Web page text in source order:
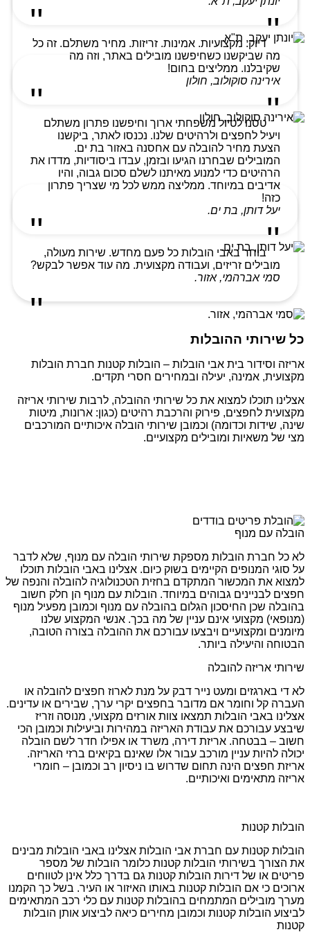
דיוק. מקצועיות. אמינות. זריזות. מחיר משתלם. זה כל
מה שביקשנו כשחיפשנו מובילים באתר, וזה מה
שקיבלנו. ממליצים בחום!
אירינה סוקולוב, חולון
טסנו לטיול משפחתי ארוך וחיפשנו פתרון משתלם
ויעיל לחפצים ולרהיטים שלנו. נכנסו לאתר, ביקשנו
הצעת מחיר להובלה עם אחסנה באזור בת ים.
המובילים שבחרנו הגיעו ובזמן, עבדו ביסודיות, מדדו את
הרהיטים כדי למנוע מאיתנו לשלם סכום גבוה, והיו
אדיבים במיוחד. ממליצה ממש לכל מי שצריך פתרון
כזה!
יעל דותן, בת ים.
בוחר באבי הובלות כל פעם מחדש. שירות מעולה,
מובילים זריזים, ועבודה מקצועית. מה עוד אפשר לבקש?
סמי אברהמי, אזור.
כל שירותי ההובלות
אריזה וסידור בית אבי הובלות – הובלות קטנות חברת הובלות
מקצועית, אמינה, יעילה ובמחירים חסרי תקדים.
אצלינו תוכלו למצוא את כל שירותי ההובלה, לרבות שירותי אריזה
מקצועית לחפצים, פירוק והרכבת רהיטים (כגון: ארונות, מיטות
שינה, שידות וכדומה) וכמובן שירותי הובלה איכותיים המורכבים
מצי של משאיות ומובילים מקצועיים.
הובלה עם מנוף
לא כל חברת הובלות מספקת שירותי הובלה עם מנוף, שלא לדבר
על סוגי המנופים הקיימים בשוק כיום. אצלינו באבי הובלות תוכלו
למצוא את המכשור המתקדם בחזית הטכנולוגיה להובלה והנפה של
חפצים לבניינים גבוהים במיוחד. הובלות עם מנוף הן חלק חשוב
בהובלה שכן החיסכון הגלום בהובלה עם מנוף וכמובן מפעיל מנוף
(מנופאי) מקצועי אינם עניין של מה בכך. אנשי המקצוע שלנו
מיומנים ומקצועיים ויבצעו עבורכם את ההובלה בצורה הטובה,
הבטוחה והיעילה ביותר.
שירותי אריזה להובלה
לא די בארגזים ומעט נייר דבק על מנת לארוז חפצים להובלה או
העברה קל וחומר אם מדובר בחפצים יקרי ערך, שבירים או עדינים.
אצלינו באבי הובלות תמצאו צוות אורזים מקצועי, מנוסה וזריז
שיבצע עבורכם את עבודת האריזה במהירות וביעילות וכמובן הכי
חשוב – בבטחה. אריזת דירה, משרד או אפילו חדר לשם הובלה
יכולה להיות עניין מורכב עבור אלו שאינם בקיאים ברזי האריזה.
אריזת חפצים הינה תחום שדרוש בו ניסיון רב וכמובן – חומרי
אריזה מתאימים ואיכותיים.
הובלות קטנות
הובלות קטנות עם חברת אבי הובלות אצלינו באבי הובלות מבינים
את הצורך בשירותי הובלות קטנות כלומר הובלות של מספר
פריטים או של דירות הובלות קטנות גם בדרך כלל אינן לטווחים
ארוכים כי אם הובלות קטנות באותו האיזור או העיר. בשל כך הקמנו
מערך מובילים המתמחים בהובלות קטנות עם כלי רכב המתאימים
לביצוע הובלות קטנות וכמובן מחירים כיאה לביצוע אותן הובלות
קטנות